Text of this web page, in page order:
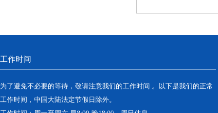
工作时间
为了避免不必要的等待，敬请注意我们的工作时间 。以下是我们的正常
工作时间，中国大陆法定节假日除外。